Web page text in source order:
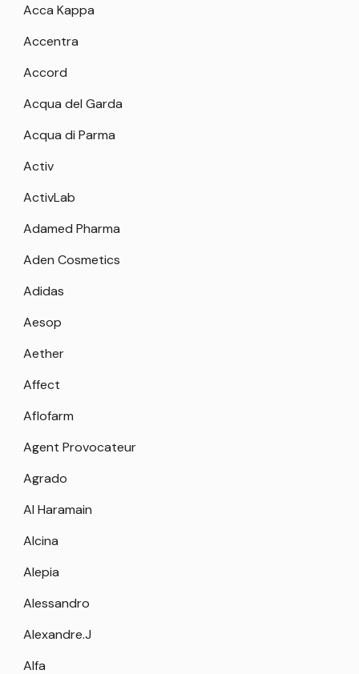
Acca Kappa
Accentra
Accord
Acqua del Garda
Acqua di Parma
Activ
ActivLab
Adamed Pharma
Aden Cosmetics
Adidas
Aesop
Aether
Affect
Aflofarm
Agent Provocateur
Agrado
Al Haramain
Alcina
Alepia
Alessandro
Alexandre.J
Alfa